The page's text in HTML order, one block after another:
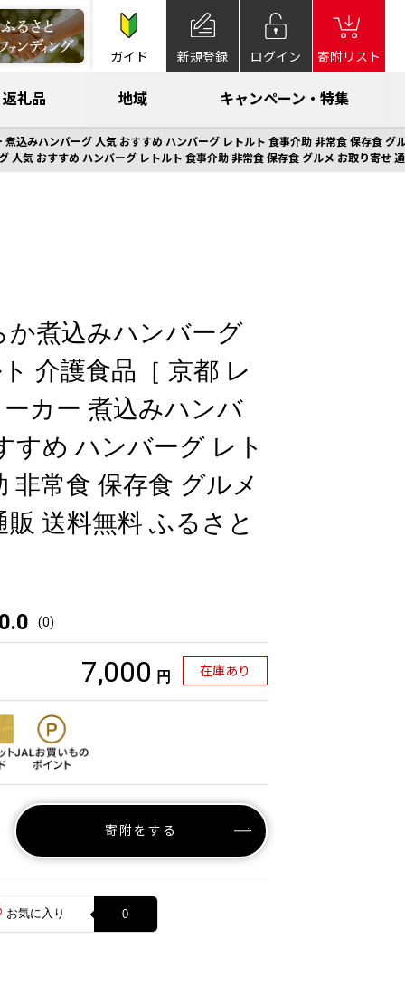
ガイド 新規登録 ログイン 寄附リスト
返礼品 地域 キャンペーン・特集
込みハンバーグ 人気 おすすめ ハンバーグ レトルト 食事介助 非常食 保存食 グ
気 おすすめ ハンバーグ レトルト 食事介助 非常食 保存食 グルメ お取り寄せ
か煮込みハンバーグ
介護食品［ 京都 レ
カー 煮込みハンバ
すめ ハンバーグ レト
非常食 保存食 グルメ
送料無料 ふるさと
(0)
7,000 円 在庫あり
寄附をする
お気に入り 0